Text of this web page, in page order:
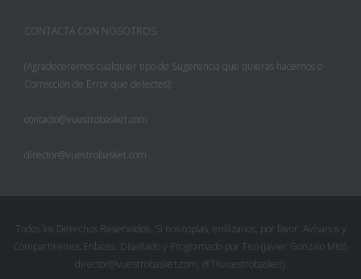
CONTACTA CON NOSOTROS
(Agradeceremos cualquier tipo de Sugerencia que quieras hacernos o
Corrección de Error que detectes):
contacto@vuestrobasket.com
director@vuestrobasket.com
Todos los Derechos Reservados. Si nos copias, enlázanos, por favor. Avísanos y
Compartiremos Enlaces. Diseñado y Programado por Tico (Javier Gonzalo Micó,
director@vuestrobasket.com, @TKvuestrobasket).